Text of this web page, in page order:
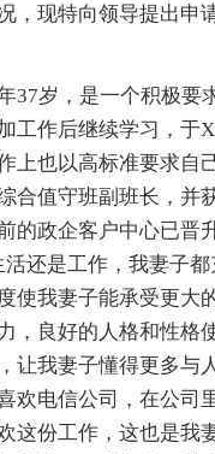
，现特向领导提出申
37岁，是一个积极要
工作后继续学习，于
上也以高标准要求自
合值守班副班长，并
的政企客户中心已晋
活还是工作，我妻子
使我妻子能承受更大
，良好的人格和性格
让我妻子懂得更多与
欢电信公司，在公司
这份工作，这也是我